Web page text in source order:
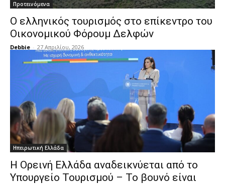
Προτεινόμενα
Ο ελληνικός τουρισμός στο επίκεντρο του
Οικονομικού Φόρουμ Δελφών
Debbie - 27 Απριλίου, 2026
Ηπειρωτική Ελλάδα
Η Ορεινή Ελλάδα αναδεικνύεται από το
Υπουργείο Τουρισμού – Το βουνό είναι